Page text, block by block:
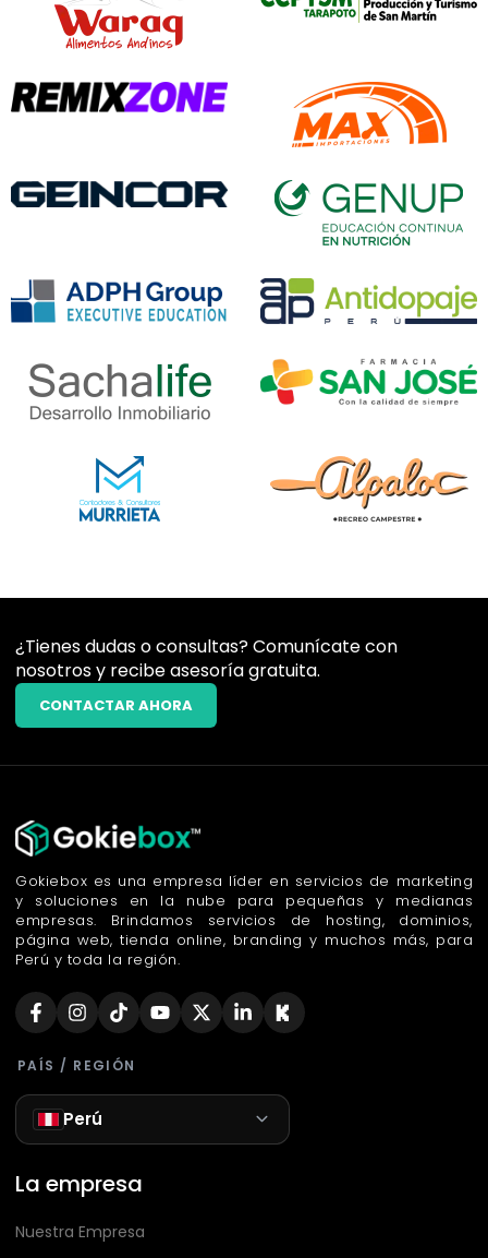
¿Tienes dudas o consultas? Comunícate con
nosotros y recibe asesoría gratuita.
CONTACTAR AHORA
Gokiebox es una empresa líder en servicios de marketing
y soluciones en la nube para pequeñas y medianas
empresas. Brindamos servicios de hosting, dominios,
página web, tienda online, branding y muchos más, para
Perú y toda la región.
PAÍS / REGIÓN
Perú
La empresa
Nuestra Empresa